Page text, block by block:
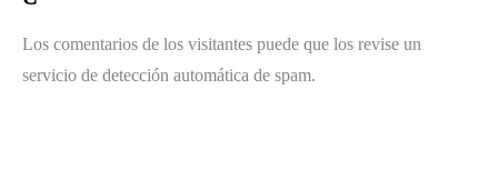
Los comentarios de los visitantes puede que los revise un
servicio de detección automática de spam.